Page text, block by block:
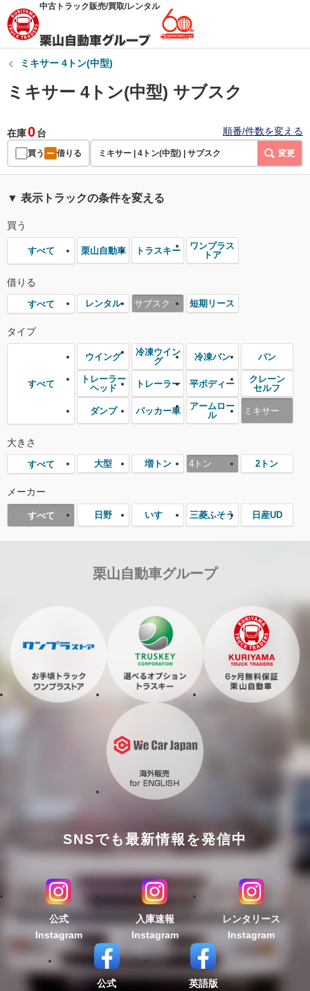
中古トラック販売/買取/レンタル
ミキサー 4トン(中型)
ミキサー 4トン(中型) サブスク
在庫0台 順番/件数を変える
買う 借りる ミキサー | 4トン(中型) | サブスク 変更
▼ 表示トラックの条件を変える
買う
すべて 栗山自動車 トラスキー
ワンプラス
トア
借りる
すべて レンタル サブスク 短期リース
タイプ
すべて
ウイング
冷凍ウイン
グ
冷凍バン バン
トレーラー
ヘッド
トレーラー 平ボディー
クレーン
セルフ
ダンプ パッカー車
アームロー
ル
ミキサー
大きさ
すべて 大型 増トン 4トン 2トン
メーカー
すべて 日野 いすゞ 三菱ふそう 日産UD
栗山自動車グループ
SNSでも最新情報を発信中
公式
Instagram
入庫速報
Instagram
レンタリース
Instagram
公式
英語版